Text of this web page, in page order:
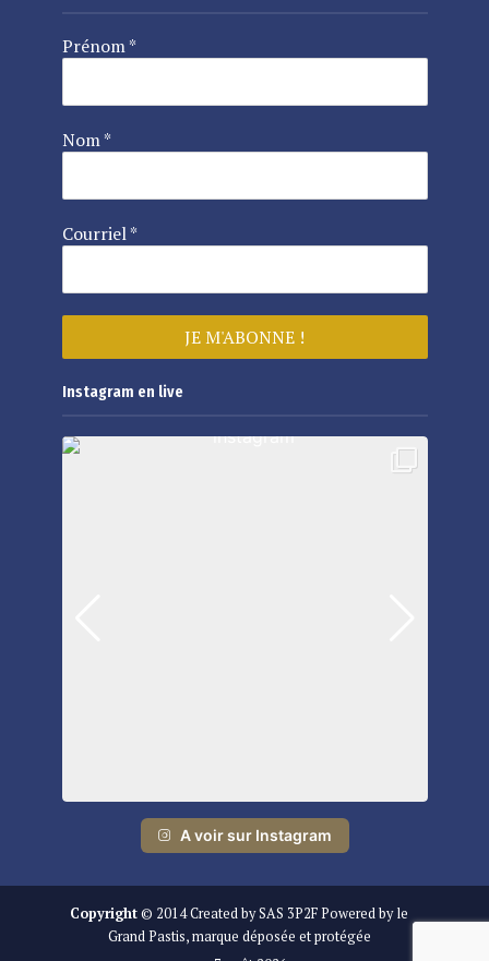
Prénom*
Nom*
Courriel*
Instagram en live
A voir sur Instagram
Copyright© 2014 Created by SAS 3P2F Powered by le
Grand Pastis, marque déposée et protégée